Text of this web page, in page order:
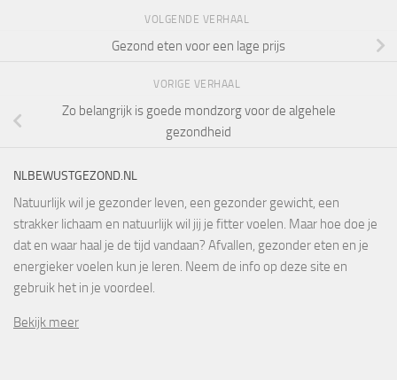
VOLGENDE VERHAAL
Gezond eten voor een lage prijs
VORIGE VERHAAL
Zo belangrijk is goede mondzorg voor de algehele
gezondheid
NLBEWUSTGEZOND.NL
Natuurlijk wil je gezonder leven, een gezonder gewicht, een
strakker lichaam en natuurlijk wil jij je fitter voelen. Maar hoe doe je
dat en waar haal je de tijd vandaan? Afvallen, gezonder eten en je
energieker voelen kun je leren. Neem de info op deze site en
gebruik het in je voordeel.
Bekijk meer